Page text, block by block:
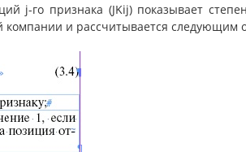
j-го признака (JKij) показывает
компании и рассчитывается следующим